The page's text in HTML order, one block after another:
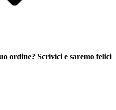
ordine? Scrivici e saremo felici